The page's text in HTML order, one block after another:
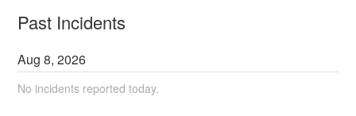
Past Incidents
Aug8,2026
No incidents reported today.